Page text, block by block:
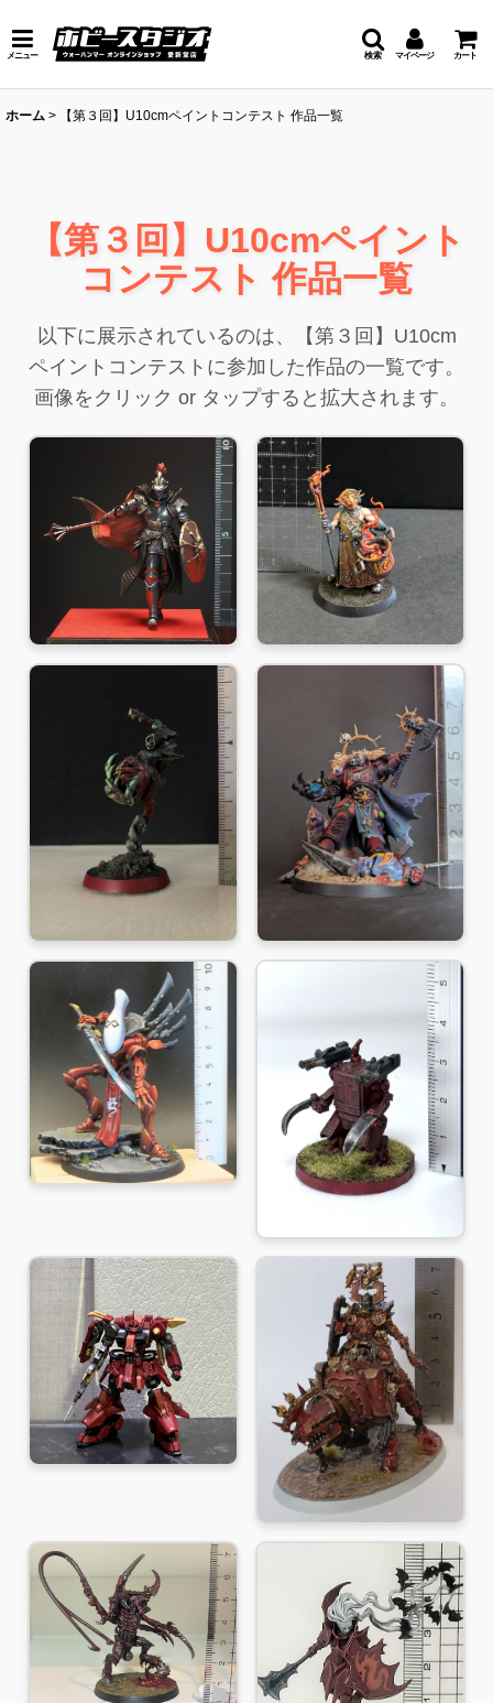
メニュー マイページ カート
検索
ホーム > 【第３回】U10cmペイントコンテスト 作品一覧
【第３回】U10cmペイント
コンテスト 作品一覧
以下に展示されているのは、【第３回】U10cm
ペイントコンテストに参加した作品の一覧です。
画像をクリック or タップすると拡大されます。